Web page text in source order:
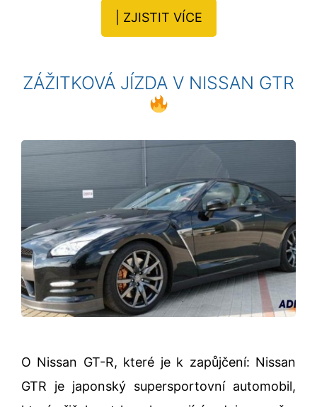
| ZJISTIT VÍCE
ZÁŽITKOVÁ JÍZDA V NISSAN GTR
O Nissan GT-R, které je k zapůjčení: Nissan
GTR je japonský supersportovní automobil,